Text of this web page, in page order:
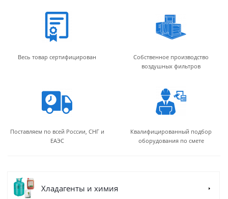
Весь товар сертифицирован
Собственное производство
воздушных фильтров
Поставляем по всей России, СНГ и
ЕАЭС
Квалифицированный подбор
оборудования по смете
Хладагенты и химия